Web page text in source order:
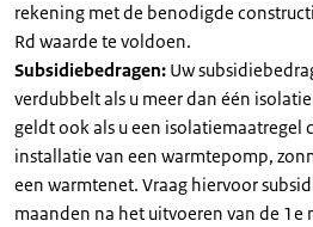
rekening met de benodigde
Rd waarde te voldoen.
Subsidiebedragen: Uw
verdubbelt als u meer dan één
geldt ook als u een isolatiemaatregel
installatie van een warmtepomp,
een warmtenet. Vraag hiervoor
maanden na het uitvoeren van de 1e